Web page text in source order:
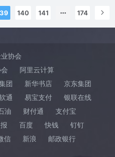
140 141 174
协会
阿里云计算
团 新华书店
京东集团
通 易宝支付
银联在线
油 财付通
支付宝
百度 快钱
钉钉
信 新浪
邮政银行